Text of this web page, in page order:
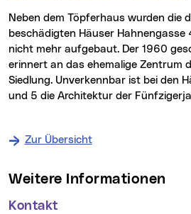
Neben dem Töpferhaus wurden die durch Bomben
beschädigten Häuser Hahnengasse
nicht mehr aufgebaut. Der 1960
erinnert an das ehemalige Zentrum
Siedlung. Unverkennbar ist bei den
und 5 die Architektur der
Zur Übersicht
Weitere Informationen
Kontakt